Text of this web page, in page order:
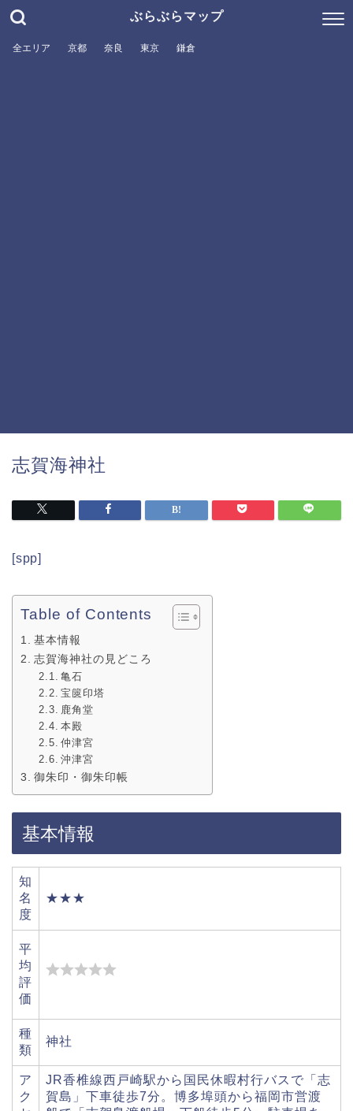
ぶらぶらマップ
全エリア 京都 奈良 東京 鎌倉
志賀海神社
[spp]
Table of Contents
基本情報
志賀海神社の見どころ
亀石
宝篋印塔
鹿角堂
本殿
仲津宮
沖津宮
御朱印・御朱印帳
基本情報
知
名
度
★★★
平
均
評
価
種
類
神社
ア
ク
JR香椎線西戸崎駅から国民休暇村行バスで「志
賀島」下車徒歩7分。博多埠頭から福岡市営渡